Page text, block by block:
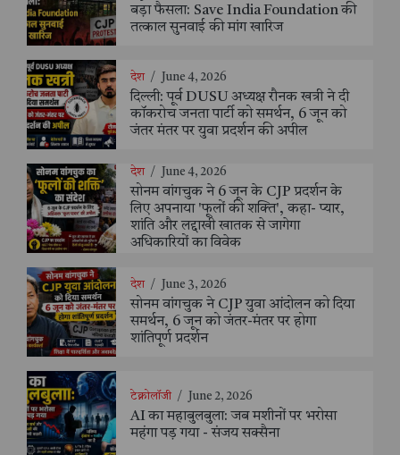
बड़ा फैसला: Save India Foundation की
तत्काल सुनवाई की मांग खारिज
देश / June 4, 2026
दिल्ली: पूर्व DUSU अध्यक्ष रौनक खत्री ने दी
कॉकरोच जनता पार्टी को समर्थन, 6 जून को
जंतर मंतर पर युवा प्रदर्शन की अपील
देश / June 4, 2026
सोनम वांगचुक ने 6 जून के CJP प्रदर्शन के
लिए अपनाया 'फूलों की शक्ति', कहा- प्यार,
शांति और लद्दाखी खातक से जागेगा
अधिकारियों का विवेक
देश / June 3, 2026
सोनम वांगचुक ने CJP युवा आंदोलन को दिया
समर्थन, 6 जून को जंतर-मंतर पर होगा
शांतिपूर्ण प्रदर्शन
टेक्नोलॉजी / June 2, 2026
AI का महाबुलबुला: जब मशीनों पर भरोसा
महंगा पड़ गया - संजय सक्सैना